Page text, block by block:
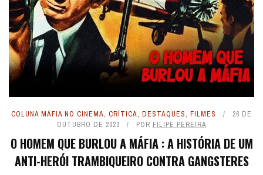
COLUNA MÁFIA NO CINEMA, CRÍTICA, DESTAQUES, FILMES
26 DE
OUTUBRO DE 2023
POR FILIPE PEREIRA
O HOMEM QUE BURLOU A MÁFIA : A HISTÓRIA DE UM
ANTI-HERÓI TRAMBIQUEIRO CONTRA GANGSTERES